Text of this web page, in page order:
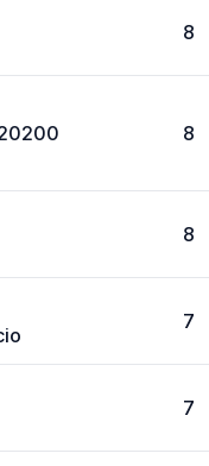
8
8
8
7
7